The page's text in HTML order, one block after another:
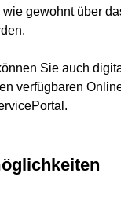
gewohnt über
Sie auch
verfügbaren